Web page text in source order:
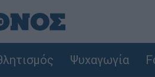
Ψυχαγωγία